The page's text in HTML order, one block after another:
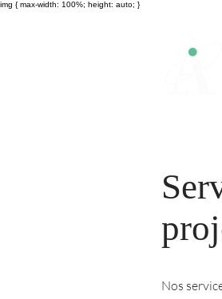
img { max-width: 100%; height: auto; }
Nos